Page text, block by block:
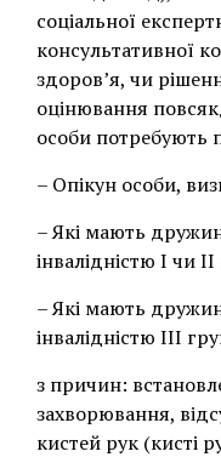
соціальної
консультативної
здоров’я, чи
оцінювання
особи потребують
– Опікун особи,
– Які мають
інвалідністю I чи
– Які мають
інвалідністю III
з причин:
захворювання,
кистей рук (кисті